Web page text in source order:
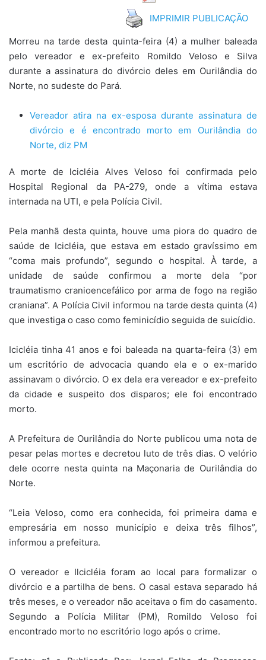
IMPRIMIR PUBLICAÇÃO
Morreu na tarde desta quinta-feira (4) a mulher baleada
pelo vereador e ex-prefeito Romildo Veloso e Silva
durante a assinatura do divórcio deles em Ourilândia do
Norte, no sudeste do Pará.
Vereador atira na ex-esposa durante assinatura de
divórcio e é encontrado morto em Ourilândia do
Norte, diz PM
A morte de lcicléia Alves Veloso foi confirmada pelo
Hospital Regional da PA-279, onde a vítima estava
internada na UTI, e pela Polícia Civil.
Pela manhã desta quinta, houve uma piora do quadro de
saúde de Icicléia, que estava em estado gravíssimo em
“coma mais profundo”, segundo o hospital. À tarde, a
unidade de saúde confirmou a morte dela “por
traumatismo cranioencefálico por arma de fogo na região
craniana”. A Polícia Civil informou na tarde desta quinta (4)
que investiga o caso como feminicídio seguida de suicídio.
Icicléia tinha 41 anos e foi baleada na quarta-feira (3) em
um escritório de advocacia quando ela e o ex-marido
assinavam o divórcio. O ex dela era vereador e ex-prefeito
da cidade e suspeito dos disparos; ele foi encontrado
morto.
A Prefeitura de Ourilândia do Norte publicou uma nota de
pesar pelas mortes e decretou luto de três dias. O velório
dele ocorre nesta quinta na Maçonaria de Ourilândia do
Norte.
“Leia Veloso, como era conhecida, foi primeira dama e
empresária em nosso município e deixa três filhos”,
informou a prefeitura.
O vereador e Ilcicléia foram ao local para formalizar o
divórcio e a partilha de bens. O casal estava separado há
três meses, e o vereador não aceitava o fim do casamento.
Segundo a Polícia Militar (PM), Romildo Veloso foi
encontrado morto no escritório logo após o crime.